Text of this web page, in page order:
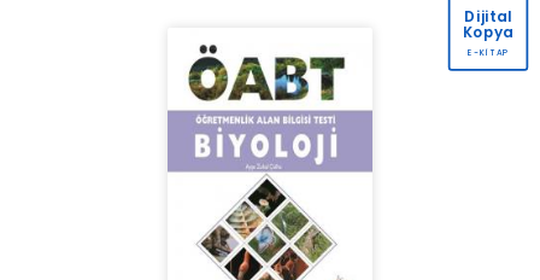
Dijital
Kopya
E-KİTAP